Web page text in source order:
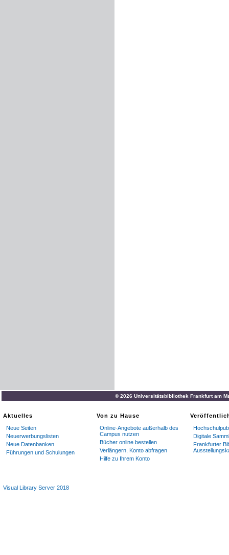
© 2026 Universitätsbibliothek Frankfurt am
Aktuelles
Neue Seiten
Neuerwerbungslisten
Neue Datenbanken
Führungen und Schulungen
Von zu Hause
Online-Angebote außerhalb des
Campus nutzen
Bücher online bestellen
Verlängern, Konto abfragen
Hilfe zu Ihrem Konto
Digitale
Frankfurter
Visual Library Server 2018